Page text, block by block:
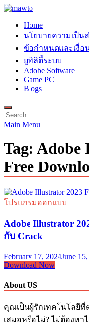
Skip
content
MAWTO
ดาวน์โหลดโปรแกรมฟรี
Home
นโยบายความเป็น
ข้อกำหนดและเงื่อ
ยูทิลิตี้ระบบ
Adobe Software
Game PC
Blogs
Search
for:
Main Menu
Tag: Adobe
Free
โปรแกรมออกแบบ
Adobe Illustrator
กับ Crack
February 17, 2024June
Adobe
2024
Free
Download
27.8.1.268
กับ
Download Now
About US
คุณเป็นผู้รักเทคโนโลยีที่
เสมอหรือไม่? ไม่ต้องหา